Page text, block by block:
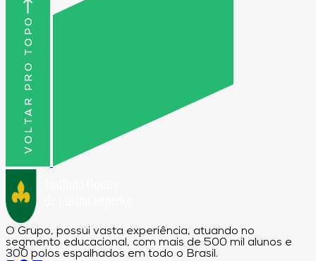
VOLTAR PRO TOPO
O Grupo, possui vasta experiência, atuando no
segmento educacional, com mais de 500 mil alunos e
300 polos espalhados em todo o Brasil.